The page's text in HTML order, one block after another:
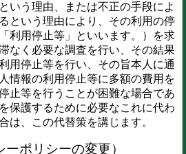
いう理由、または不正の手段によ
という理由により、その利用の停
利用停止等」といいます。）を求
なく必要な調査を行い、その結果
用停止等を行い、その旨本人に通
情報の利用停止等に多額の費用を
止等を行うことが困難な場合であ
保護するために必要なこれに代わ
は、この代替策を講じます。
ポリシーの変更）